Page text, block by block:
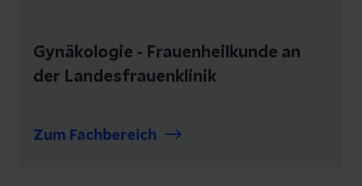
Gynäkologie - Frauenheilkunde an
der Landesfrauenklinik
Zum Fachbereich